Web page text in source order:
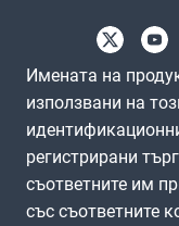
Имената на
използвани на
регистрирани
съответните им
със съответните